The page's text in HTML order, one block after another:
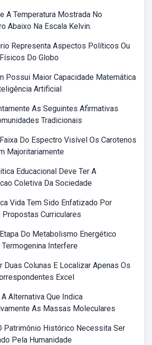
A Temperatura Mostrada No
Abaixo Na Escala Kelvin.
Representa Aspectos Políticos Ou
Do Globo
Possui Maior Capacidade Matemática
Artificial
As Seguintes Afirmativas
Tradicionais
Do Espectro Visível Os Carotenos
Majoritariamente
Educacional Deve Ter A
Coletiva Da Sociedade
Vida Tem Sido Enfatizado Por
Propostas Curriculares
Do Metabolismo Energético
Termogenina Interfere
Duas Colunas E Localizar Apenas Os
Excel
Alternativa Que Indica
As Massas Moleculares
Patrimônio Histórico Necessita Ser
Pela Humanidade